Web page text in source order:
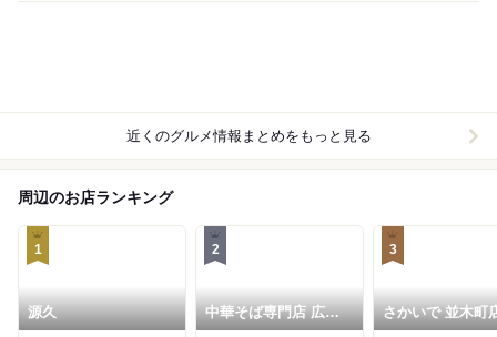
近くのグルメ情報まとめをもっと見る
周辺のお店ランキング
1
源久
2
中華そば専門店 広松
南輝店
3
さかいで 並木町